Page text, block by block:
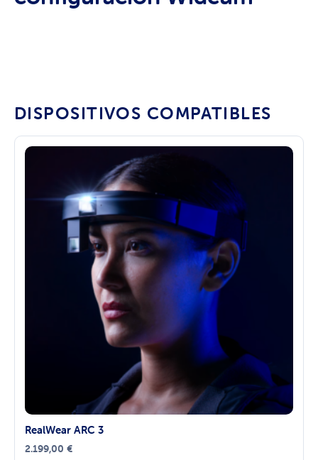
DISPOSITIVOS COMPATIBLES
RealWear ARC 3
2.199,00 €